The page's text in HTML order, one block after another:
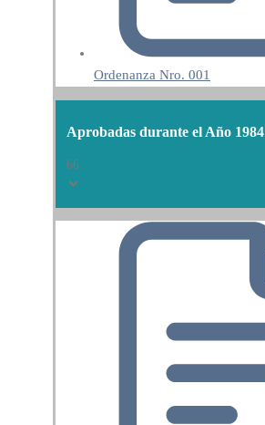
Ordenanza Nro. 001
Aprobadas durante el Año 1984
66